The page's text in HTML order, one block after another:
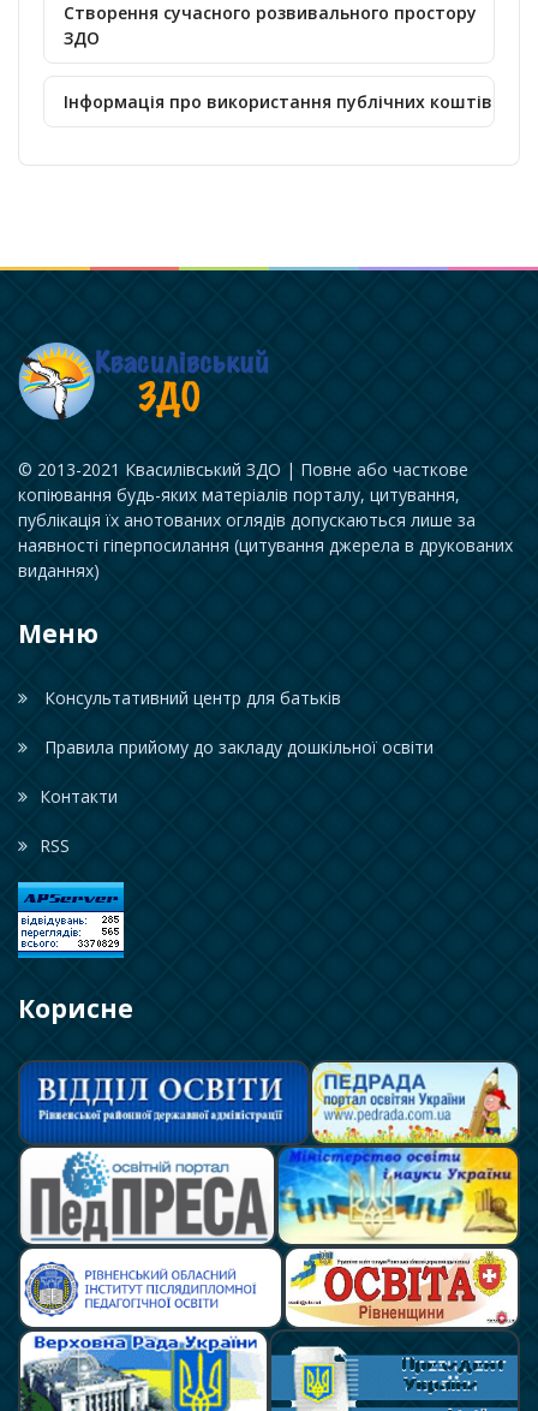
Створення сучасного розвивального простору
ЗДО
Інформація про використання публічних коштів
© 2013-2021 Квасилівський ЗДО | Повне або часткове
копіювання будь-яких матеріалів порталу, цитування,
публікація їх анотованих оглядів допускаються лише за
наявності гіперпосилання (цитування джерела в друкованих
виданнях)
Меню
Консультативний центр для батьків
Правила прийому до закладу дошкільної освіти
Контакти
RSS
Корисне